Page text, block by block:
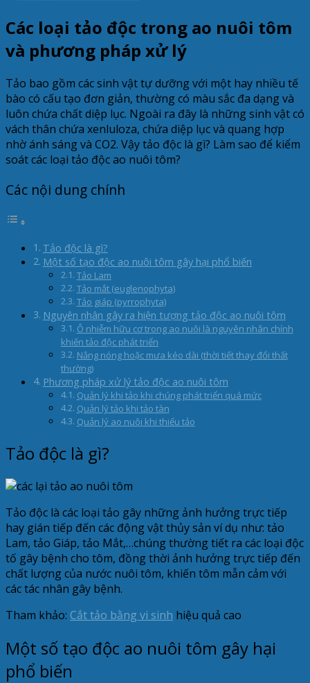
Các loại tảo độc trong ao nuôi tôm
và phương pháp xử lý
Tảo bao gồm các sinh vật tự dưỡng với một hay nhiều tế
bào có cấu tạo đơn giản, thường có màu sắc đa dạng và
luôn chứa chất diệp lục. Ngoài ra đây là những sinh vật có
vách thân chứa xenluloza, chứa diệp lục và quang hợp
nhờ ánh sáng và CO2. Vậy tảo độc là gì? Làm sao để kiểm
soát các loại tảo độc ao nuôi tôm?
Các nội dung chính
Tảo độc là gì?
Một số tạo độc ao nuôi tôm gây hại phổ biến
Tảo Lam
Tảo mắt (euglenophyta)
Tảo giáp (pyrrophyta)
Nguyên nhân gây ra hiện tượng tảo độc ao nuôi tôm
Ô nhiễm hữu cơ trong ao nuôi là nguyên nhân chính
khiến tảo độc phát triển
Nắng nóng hoặc mưa kéo dài (thời tiết thay đổi thất
thường)
Phương pháp xử lý tảo độc ao nuôi tôm
Quản lý khi tảo khi chúng phát triển quá mức
Quản lý tảo khi tảo tàn
Quản lý ao nuôi khi thiếu tảo
Tảo độc là gì?
Tảo độc là các loại tảo gây những ảnh hưởng trực tiếp
hay gián tiếp đến các động vật thủy sản ví dụ như: tảo
Lam, tảo Giáp, tảo Mắt,…chúng thường tiết ra các loại độc
tố gây bệnh cho tôm, đồng thời ảnh hưởng trực tiếp đến
chất lượng của nước nuôi tôm, khiến tôm mẫn cảm với
các tác nhân gây bệnh.
Tham khảo: Cắt tảo bằng vi sinh hiệu quả cao
Một số tạo độc ao nuôi tôm gây hại
phổ biến